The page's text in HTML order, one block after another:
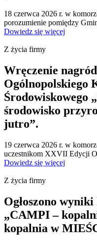
18 czerwca 2026 r. w
porozumienie pomiędzy
Dowiedz się więcej
Z życia firmy
Wręczenie
Ogólnopolskiego
Środowiskowego
środowisko
jutro”.
19 czerwca 2026 r. w
uczestnikom XXVII Edycji
Dowiedz się więcej
Z życia firmy
Ogłoszono
„CAMPI –
kopalnia w